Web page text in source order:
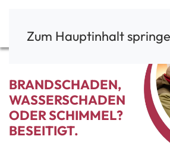
Zum Hauptinhalt
BRANDSCHADEN,
WASSERSCHADEN
ODER SCHIMMEL?
BESEITIGT.